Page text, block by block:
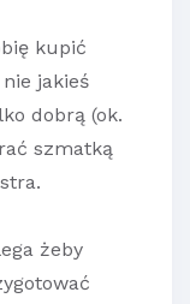
kupić
jakieś
dobrą (ok.
szmatką
żeby